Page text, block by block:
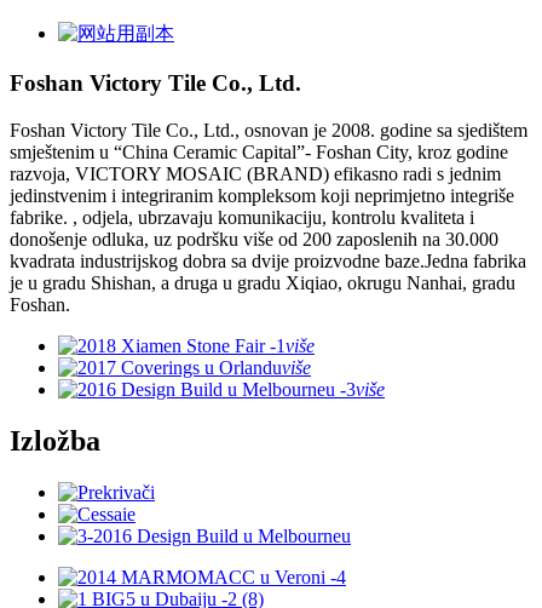
Foshan Victory Tile Co., Ltd.
Foshan Victory Tile Co., Ltd., osnovan je 2008. godine sa sjedištem
smještenim u “China Ceramic Capital”- Foshan City, kroz godine
razvoja, VICTORY MOSAIC (BRAND) efikasno radi s jednim
jedinstvenim i integriranim kompleksom koji neprimjetno integriše
fabrike. , odjela, ubrzavaju komunikaciju, kontrolu kvaliteta i
donošenje odluka, uz podršku više od 200 zaposlenih na 30.000
kvadrata industrijskog dobra sa dvije proizvodne baze.Jedna fabrika
je u gradu Shishan, a druga u gradu Xiqiao, okrugu Nanhai, gradu
Foshan.
više
više
više
Izložba